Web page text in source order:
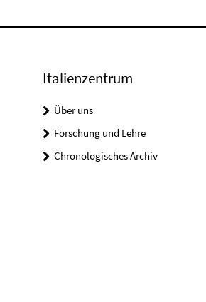
Italienzentrum
Über uns
Forschung und Lehre
Chronologisches Archiv